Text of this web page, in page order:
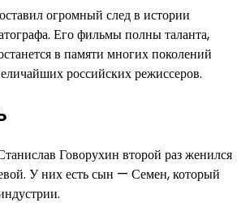
огромный след в истории
Его фильмы полны таланта,
в памяти многих поколений
российских режиссеров.
Говорухин второй раз женился
У них есть сын — Семен, который